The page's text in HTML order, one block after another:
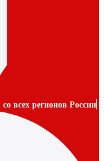
всех регионов России